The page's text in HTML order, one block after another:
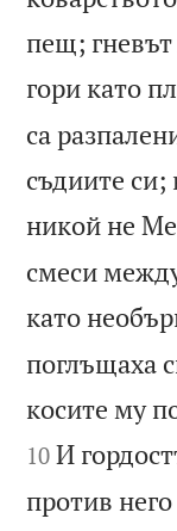
пещ;
гори като
са
съдиите си;
никой не
смеси
като
поглъщаха
косите му
10 И
против